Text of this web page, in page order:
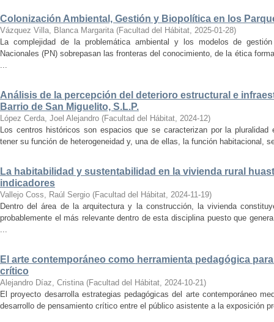
Colonización Ambiental, Gestión y Biopolítica en los
Vázquez Villa, Blanca Margarita (Facultad del Hábitat, 2025-01-28)
La complejidad de la problemática ambiental y los modelos de
Nacionales (PN) sobrepasan las fronteras del conocimiento, de la ética
...
Análisis de la percepción del deterioro estructural e
Barrio de San Miguelito, S.L.P.
López Cerda, Joel Alejandro (Facultad del Hábitat, 2024-12)
Los centros históricos son espacios que se caracterizan por la
tener su función de heterogeneidad y, una de ellas, la función habitacional,
La habitabilidad y sustentabilidad en la vivienda rural
indicadores
Vallejo Coss, Raúl Sergio (Facultad del Hábitat, 2024-11-19)
Dentro del área de la arquitectura y la construcción, la vivienda
probablemente el más relevante dentro de esta disciplina puesto que
...
El arte contemporáneo como herramienta pedagógica
crítico
Alejandro Díaz, Cristina (Facultad del Hábitat, 2024-10-21)
El proyecto desarrolla estrategias pedagógicas del arte contemporáneo
desarrollo de pensamiento crítico entre el público asistente a la exposición